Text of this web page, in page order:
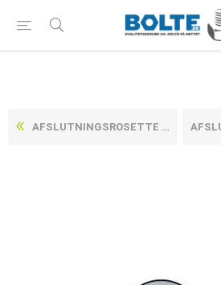
AFSLUTNINGSROSETTE TIL UNDERSÆNKET 90 HOVEDER (ÅBEN) FORNIKLET MESSING3,0X7,0X2,1 (1000 STK) AFSLUTNINGSROSETTE